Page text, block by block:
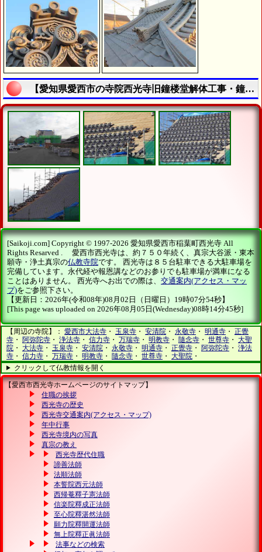
【愛知県愛西市の寺院西光寺旧鐘楼堂解体工事・鐘楼堂新築工事 - 令和７年７月 - | 寺院・お寺の建築工事履歴写真】の説明終了
[Saikoji.com] Copyright © 1997-2026 愛知県愛西市稲葉町西光寺 All
Rights Resarved . 愛西市西光寺は、約７５０年続く、真宗大谷派・東本
願寺・浄土真宗の仏教寺院です。 西光寺は８５台駐車できる大駐車場を
完備しています。永代経や報恩講などのお参りでも駐車場が満車になる
ことはありません。 西光寺へお出での際は、 交通案内(アクセス・マッ
プ)をご参照下さい。
【更新日：2026年(令和08年)08月02日（日曜日）19時07分54秒】
[This page was uploaded on 2026年08月05日(Wednesday)08時14分45秒]
【周辺の寺院】： 愛西市大法寺 ・ 玉泉寺 ・ 安清院 ・ 永敬寺 ・ 明通寺 ・ 正覺
寺 ・ 阿弥陀寺 ・ 浄法寺 ・ 信力寺 ・ 万瑞寺 ・ 明教寺 ・ 隨念寺 ・ 世尊寺 ・ 大聖
院 ・ 大法寺 ・ 玉泉寺 ・ 安清院 ・ 永敬寺 ・ 明通寺 ・ 正覺寺 ・ 阿弥陀寺 ・ 浄法
寺 ・ 信力寺 ・ 万瑞寺 ・ 明教寺 ・ 隨念寺 ・ 世尊寺 ・ 大聖院 ・
クリックして仏教情報を開く
【愛西市西光寺ホームページのサイトマップ】
住職の挨拶
西光寺の歴史
西光寺交通案内(アクセス・マップ)
年中行事
西光寺境内の写真
真宗の教え
西光寺歴代住職
諦善法師
法順法師
本誓院西元法師
西帰菴釋子憲法師
信楽院釋成正法師
至心院釋湛然法師
願力院釋開運法師
無上院釋正眞法師
法事などの検索